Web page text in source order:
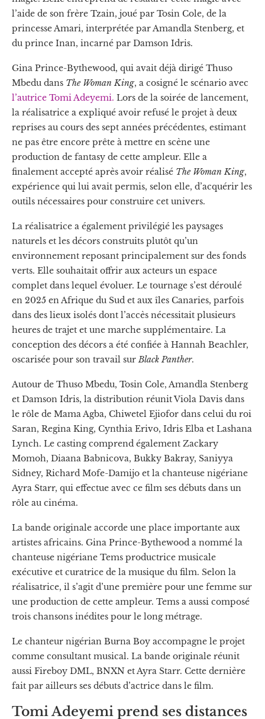
l’aide de son frère Tzain, joué par Tosin Cole, de la
princesse Amari, interprétée par Amandla Stenberg, et
du prince Inan, incarné par Damson Idris.
Gina Prince-Bythewood, qui avait déjà dirigé Thuso
Mbedu dans The Woman King, a cosigné le scénario avec
l’autrice Tomi Adeyemi. Lors de la soirée de lancement,
la réalisatrice a expliqué avoir refusé le projet à deux
reprises au cours des sept années précédentes, estimant
ne pas être encore prête à mettre en scène une
production de fantasy de cette ampleur. Elle a
finalement accepté après avoir réalisé The Woman King,
expérience qui lui avait permis, selon elle, d’acquérir les
outils nécessaires pour construire cet univers.
La réalisatrice a également privilégié les paysages
naturels et les décors construits plutôt qu’un
environnement reposant principalement sur des fonds
verts. Elle souhaitait offrir aux acteurs un espace
complet dans lequel évoluer. Le tournage s’est déroulé
en 2025 en Afrique du Sud et aux îles Canaries, parfois
dans des lieux isolés dont l’accès nécessitait plusieurs
heures de trajet et une marche supplémentaire. La
conception des décors a été confiée à Hannah Beachler,
oscarisée pour son travail surBlack Panther.
Autour de Thuso Mbedu, Tosin Cole, Amandla Stenberg
et Damson Idris, la distribution réunit Viola Davis dans
le rôle de Mama Agba, Chiwetel Ejiofor dans celui du roi
Saran, Regina King, Cynthia Erivo, Idris Elba et Lashana
Lynch. Le casting comprend également Zackary
Momoh, Diaana Babnicova, Bukky Bakray, Saniyya
Sidney, Richard Mofe-Damijo et la chanteuse nigériane
Ayra Starr, qui effectue avec ce film ses débuts dans un
rôle au cinéma.
La bande originale accorde une place importante aux
artistes africains. Gina Prince-Bythewood a nommé la
chanteuse nigériane Tems productrice musicale
exécutive et curatrice de la musique du film. Selon la
réalisatrice, il s’agit d’une première pour une femme sur
une production de cette ampleur. Tems a aussi composé
trois chansons inédites pour le long métrage.
Le chanteur nigérian Burna Boy accompagne le projet
comme consultant musical. La bande originale réunit
aussi Fireboy DML, BNXN et Ayra Starr. Cette dernière
fait par ailleurs ses débuts d’actrice dans le film.
Tomi Adeyemi prend ses distances